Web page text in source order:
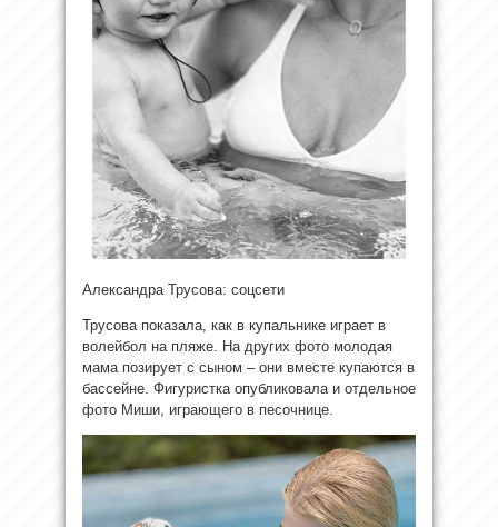
Александра Трусова: соцсети
Трусова показала, как в купальнике играет в
волейбол на пляже. На других фото молодая
мама позирует с сыном – они вместе купаются в
бассейне. Фигуристка опубликовала и отдельное
фото Миши, играющего в песочнице.